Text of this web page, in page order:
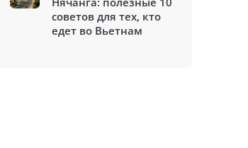
советов для тех, кто
едет во Вьетнам